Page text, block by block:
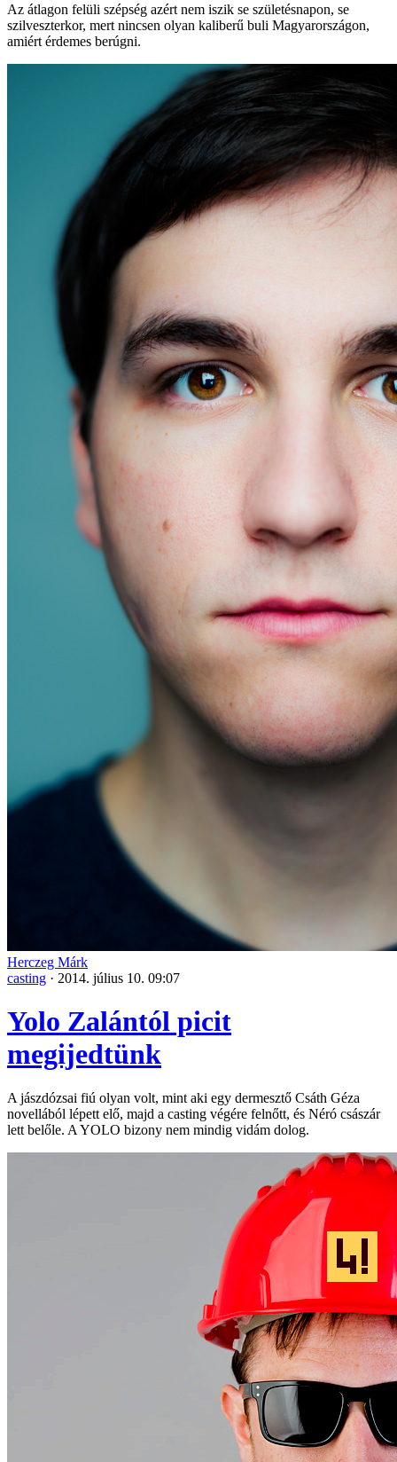
Az átlagon felüli szépség azért nem iszik se születésnapon, se
szilveszterkor, mert nincsen olyan kaliberű buli Magyarországon,
amiért érdemes berúgni.
Herczeg Márk
casting · 2014. július 10. 09:07
Yolo Zalántól picit
megijedtünk
A jászdózsai fiú olyan volt, mint aki egy dermesztő Csáth Géza
novellából lépett elő, majd a casting végére felnőtt, és Néró császár
lett belőle. A YOLO bizony nem mindig vidám dolog.